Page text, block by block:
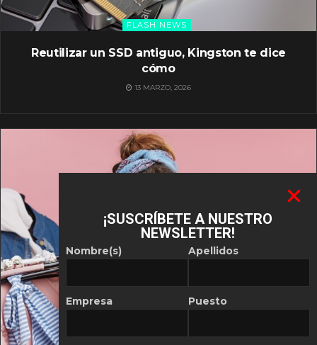
FLASH NEWS
Reutilizar un SSD antiguo, Kingston te dice
cómo
13 MARZO, 2026
¡SUSCRÍBETE A NUESTRO
NEWSLETTER!
Nombre(s)
Empresa
Apellidos
Puesto